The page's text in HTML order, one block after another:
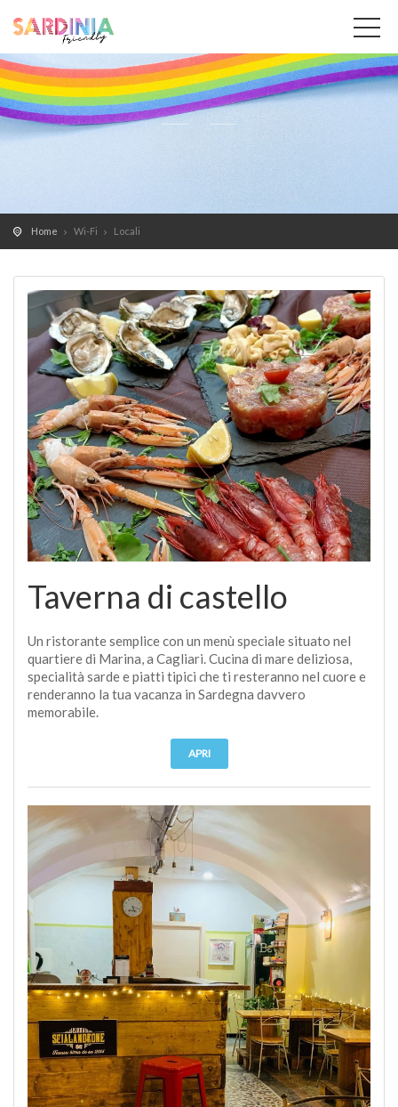
Home Wi-Fi Locali
Taverna di castello
Un ristorante semplice con un menù speciale situato nel
quartiere di Marina, a Cagliari. Cucina di mare deliziosa,
specialità sarde e piatti tipici che ti resteranno nel cuore e
renderanno la tua vacanza in Sardegna davvero
memorabile.
APRI